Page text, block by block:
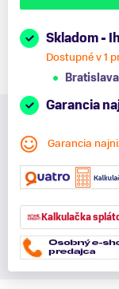
Skladom -
Dostupné v 1
Garancia
Garancia
Kalkulačka